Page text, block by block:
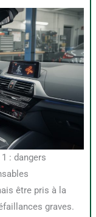
: dangers
graves.